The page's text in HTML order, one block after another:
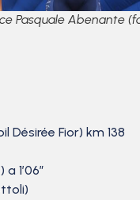
Pasquale Abenante
Désirée Fior) km 138
1’06”